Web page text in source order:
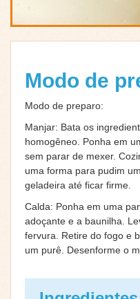
Modo de
Modo de preparo:
Manjar: Bata os
homogêneo. Ponha em
sem parar de mexer.
uma forma para pudim
geladeira até ficar firme.
Calda: Ponha em uma
adoçante e a baunilha.
fervura. Retire do fogo e
um purê. Desenforme o